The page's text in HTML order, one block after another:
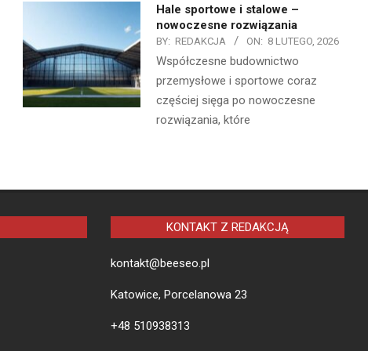
Hale sportowe i stalowe –
nowoczesne rozwiązania
BY: REDAKCJA ON: 8 LUTEGO, 2026
Współczesne budownictwo
przemysłowe i sportowe coraz
częściej sięga po nowoczesne
rozwiązania, które
KONTAKT Z REDAKCJĄ
kontakt@beeseo.pl
Katowice, Porcelanowa 23
+48 510938313